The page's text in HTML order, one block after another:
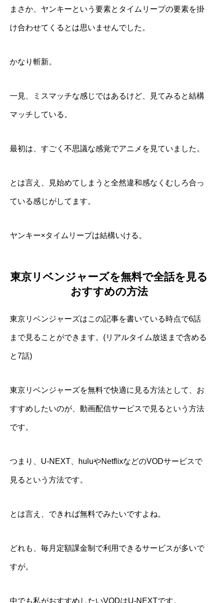
まさか、ヤンキーという要素とタイムリープの要素を掛
け合わせてくるとは思いませんでした。
かなり斬新。
一見、ミスマッチな感じではあるけど、見てみると結構
マッチしている。
最初は、すごく不思議な感覚でアニメを見ていました。
とは言え、見始めてしまうと全然違和感なくむしろ合っ
ている感じがしてます。
ヤンキー×タイムリープは結構いける。
東京リベンジャーズを無料で全話を見る
おすすめの方法
東京リベンジャーズはこの記事を書いている時点で6話
まで見ることができます。(リアルタイム放送まで含める
と7話)
東京リベンジャーズを無料で快適に見る方法として、お
すすめしたいのが、動画配信サービスで見るという方法
です。
つまり、U-NEXT、huluやNetflixなどのVODサービスで
見るという方法です。
とは言え、できれば無料でみたいですよね。
どれも、毎月定額課金制で利用できるサービスが多いで
すが。
中でも私がおすすめしたいVODはU-NEXTです。